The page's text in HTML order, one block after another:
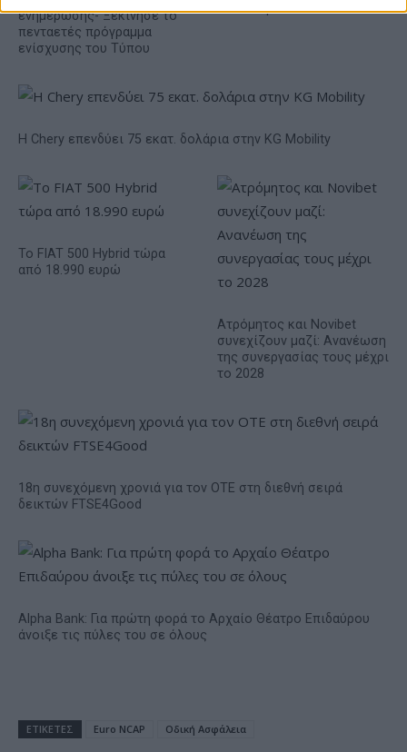
ενημέρωσης- Ξεκίνησε το
πενταετές πρόγραμμα
ενίσχυσης του Τύπου
εκατ. ευρώ
Η Chery επενδύει 75 εκατ. δολάρια στην KG Mobility
Το FIAT 500 Hybrid τώρα
από 18.990 ευρώ
Ατρόμητος και Novibet
συνεχίζουν μαζί: Ανανέωση
της συνεργασίας τους μέχρι
το 2028
18η συνεχόμενη χρονιά για τον ΟΤΕ στη διεθνή σειρά
δεικτών FTSE4Good
Alpha Bank: Για πρώτη φορά το Αρχαίο Θέατρο Επιδαύρου
άνοιξε τις πύλες του σε όλους
ΕΤΙΚΕΤΕΣ Euro NCAP Οδική Ασφάλεια